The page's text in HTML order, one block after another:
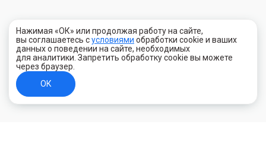
Нажимая «ОК» или продолжая работу на сайте,
вы соглашаетесь сусловиями обработки cookie и ваших
данных о поведении на сайте, необходимых
для аналитики. Запретить обработку cookie вы можете
через браузер.
ОК